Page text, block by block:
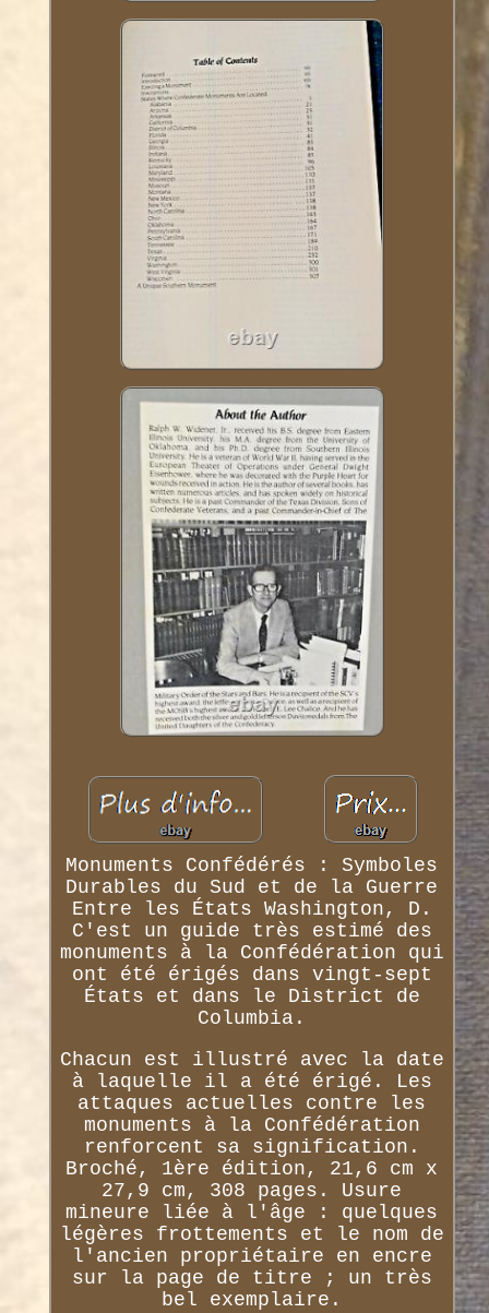
Monuments Confédérés : Symboles
Durables du Sud et de la Guerre
Entre les États Washington, D.
C'est un guide très estimé des
monuments à la Confédération qui
ont été érigés dans vingt-sept
États et dans le District de
Columbia.
Chacun est illustré avec la date
à laquelle il a été érigé. Les
attaques actuelles contre les
monuments à la Confédération
renforcent sa signification.
Broché, 1ère édition, 21,6 cm x
27,9 cm, 308 pages. Usure
mineure liée à l'âge : quelques
légères frottements et le nom de
l'ancien propriétaire en encre
sur la page de titre ; un très
bel exemplaire.